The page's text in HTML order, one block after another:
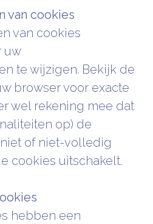
van cookies
van cookies
uw
te wijzigen. Bekijk de
browser voor exacte
wel rekening mee dat
op) de
of niet-volledig
cookies uitschakelt.
hebben een